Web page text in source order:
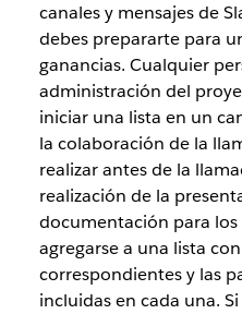
canales y mensajes de
debes prepararte para
ganancias. Cualquier
administración del
iniciar una lista en un
la colaboración de la
realizar antes de la
realización de la
documentación para
agregarse a una lista
correspondientes y las
incluidas en cada una.